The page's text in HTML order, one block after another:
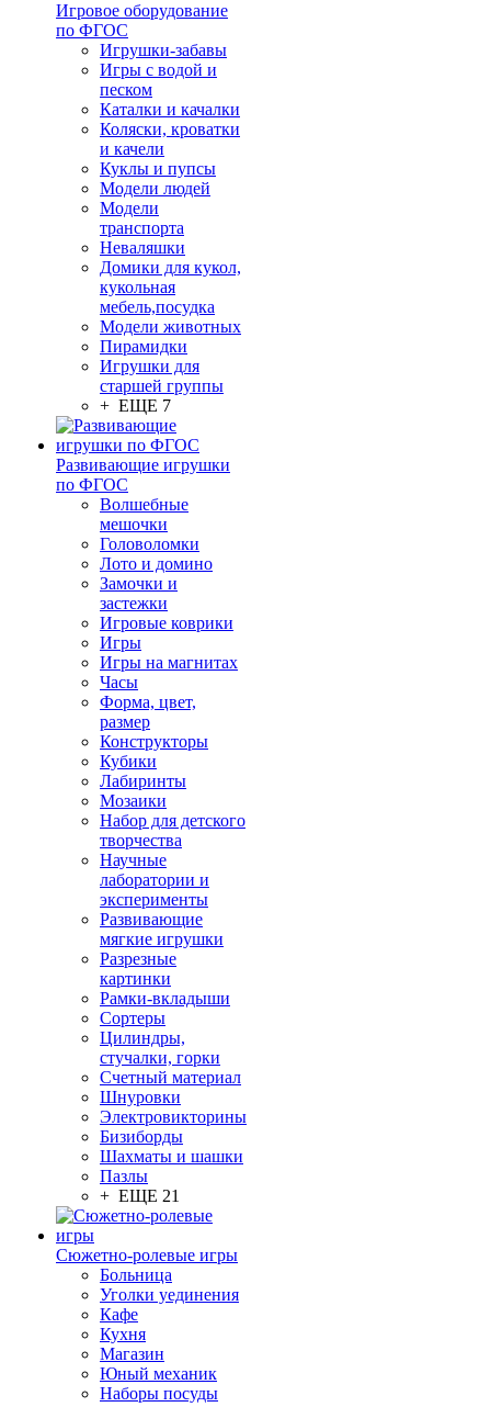
Игровое оборудование
по ФГОС
Игрушки-забавы
Игры с водой и
песком
Каталки и качалки
Коляски, кроватки
и качели
Куклы и пупсы
Модели людей
Модели
транспорта
Неваляшки
Домики для кукол,
кукольная
мебель,посудка
Модели животных
Пирамидки
Игрушки для
старшей группы
+ ЕЩЕ 7
Развивающие игрушки
по ФГОС
Волшебные
мешочки
Головоломки
Лото и домино
Замочки и
застежки
Игровые коврики
Игры
Игры на магнитах
Часы
Форма, цвет,
размер
Конструкторы
Кубики
Лабиринты
Мозаики
Набор для детского
творчества
Научные
лаборатории и
эксперименты
Развивающие
мягкие игрушки
Разрезные
картинки
Рамки-вкладыши
Сортеры
Цилиндры,
стучалки, горки
Счетный материал
Шнуровки
Электровикторины
Бизиборды
Шахматы и шашки
Пазлы
+ ЕЩЕ 21
Сюжетно-ролевые игры
Больница
Уголки уединения
Кафе
Кухня
Магазин
Юный механик
Наборы посуды